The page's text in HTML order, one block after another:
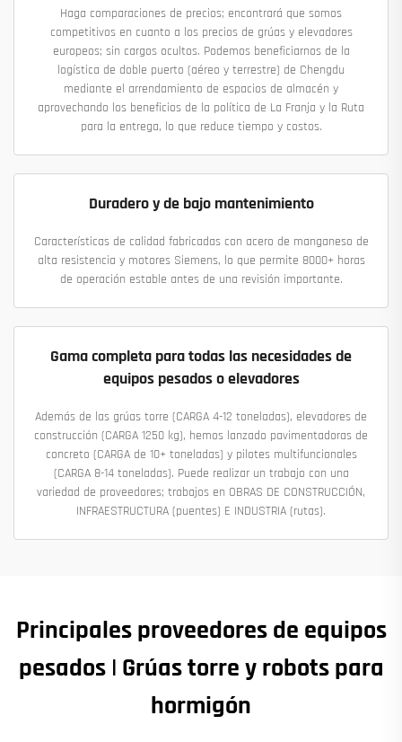
Haga comparaciones de precios; encontrará que somos
competitivos en cuanto a los precios de grúas y elevadores
europeos; sin cargos ocultos. Podemos beneficiarnos de la
logística de doble puerto (aéreo y terrestre) de Chengdu
mediante el arrendamiento de espacios de almacén y
aprovechando los beneficios de la política de La Franja y la Ruta
para la entrega, lo que reduce tiempo y costos.
Duradero y de bajo mantenimiento
Características de calidad fabricadas con acero de manganeso de
alta resistencia y motores Siemens, lo que permite 8000+ horas
de operación estable antes de una revisión importante.
Gama completa para todas las necesidades de
equipos pesados o elevadores
Además de las grúas torre (CARGA 4-12 toneladas), elevadores de
construcción (CARGA 1250 kg), hemos lanzado pavimentadoras de
concreto (CARGA de 10+ toneladas) y pilotes multifuncionales
(CARGA 8-14 toneladas). Puede realizar un trabajo con una
variedad de proveedores; trabajos en OBRAS DE CONSTRUCCIÓN,
INFRAESTRUCTURA (puentes) E INDUSTRIA (rutas).
Principales proveedores de equipos
pesados | Grúas torre y robots para
hormigón